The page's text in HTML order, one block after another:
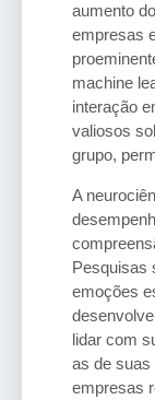
aumento
empresas
machine
interação
valiosos
grupo,
A
Pesquisas
emoções
lidar com
as de suas
empresas